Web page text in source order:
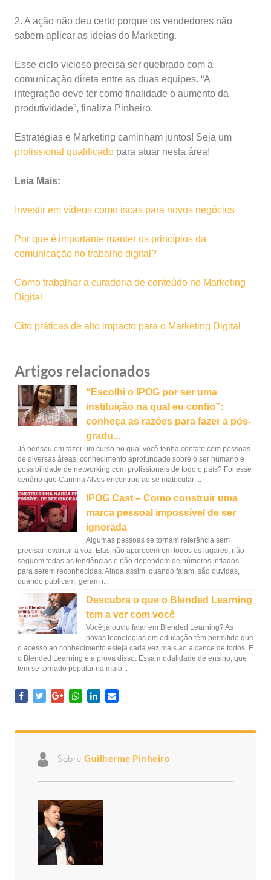
2. A ação não deu certo porque os vendedores não
sabem aplicar as ideias do Marketing.
Esse ciclo vicioso precisa ser quebrado com a
comunicação direta entre as duas equipes. “A
integração deve ter como finalidade o aumento da
produtividade”, finaliza Pinheiro.
Estratégias e Marketing caminham juntos! Seja um
profissional qualificado para atuar nesta área!
Leia Mais:
Investir em vídeos como iscas para novos negócios
Por que é importante manter os princípios da
comunicação no trabalho digital?
Como trabalhar a curadoria de conteúdo no Marketing
Digital
Oito práticas de alto impacto para o Marketing Digital
Artigos relacionados
“Escolhi o IPOG por ser uma
instituição na qual eu confio”:
conheça as razões para fazer a pós-
gradu...
Já pensou em fazer um curso no qual você tenha contato com pessoas
de diversas áreas, conhecimento aprofundado sobre o ser humano e
possibilidade de networking com profissionais de todo o país? Foi esse
cenário que Carinna Alves encontrou ao se matricular ...
IPOG Cast – Como construir uma
marca pessoal impossível de ser
ignorada
Algumas pessoas se tornam referência sem
precisar levantar a voz. Elas não aparecem em todos os lugares, não
seguem todas as tendências e não dependem de números inflados
para serem reconhecidas. Ainda assim, quando falam, são ouvidas,
quando publicam, geram r...
Descubra o que o Blended Learning
tem a ver com você
Você já ouviu falar em Blended Learning? As
novas tecnologias em educação têm permitido que
o acesso ao conhecimento esteja cada vez mais ao alcance de todos. E
o Blended Learning é a prova disso. Essa modalidade de ensino, que
tem se tornado popular na maio...
Sobre Guilherme Pinheiro